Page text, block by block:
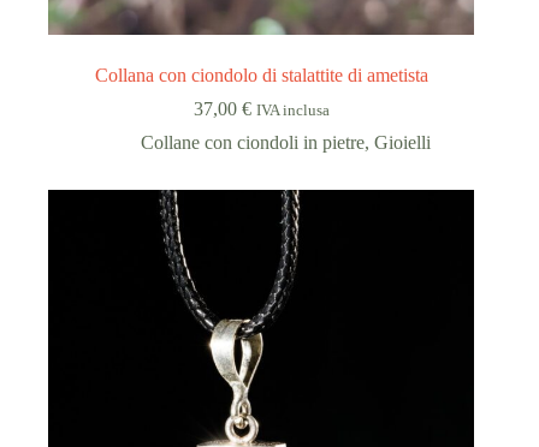
Collana con ciondolo di stalattite di ametista
37,00 € IVA inclusa
Collane con ciondoli in pietre, Gioielli